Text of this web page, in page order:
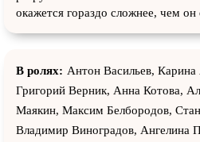
окажется гораздо сложнее, чем он
В ролях: Антон Васильев,
Григорий Верник, Анна Котова,
Маякин, Максим Белбородов,
Владимир Виноградов, Ангелина